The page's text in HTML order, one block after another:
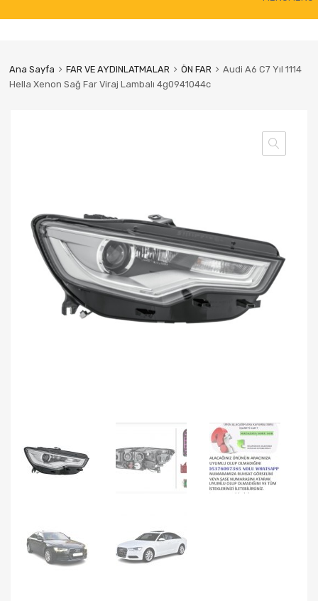
content
Ana Sayfa FAR VE AYDINLATMALAR ÖN FAR
Audi A6 C7 Yıl 1114
Hella Xenon Sağ Far Viraj Lambalı 4g0941044c